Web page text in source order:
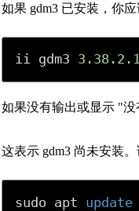
如果 gdm3 已安装，你
ii gdm3 3.38 . 2.1
如果没有输出或显示 "没
这表示 gdm3 尚未安装
sudo apt update